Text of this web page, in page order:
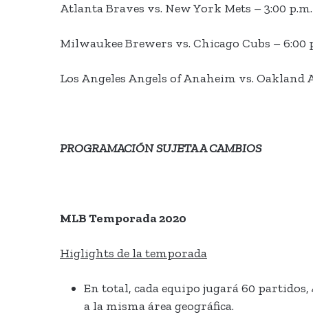
Atlanta Braves vs. New York Mets – 3:00 p.m.
Milwaukee Brewers vs. Chicago Cubs – 6:00
Los Angeles Angels of Anaheim vs. Oakland
PROGRAMACIÓN SUJETA A CAMBIOS
MLB Temporada 2020
Higlights de la temporada
En total, cada equipo jugará 60
a la misma área geográfica.